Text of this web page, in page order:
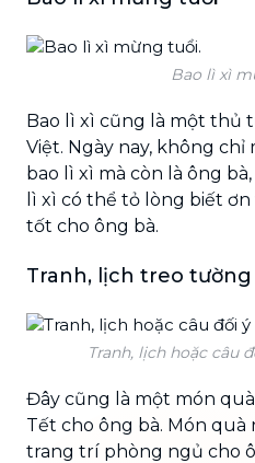
Bao lì xì
Bao lì xì cũng là một thủ
Việt. Ngày nay, không
bao lì xì mà còn là ông
lì xì có thể tỏ lòng biết
tốt cho ông bà.
Tranh, lịch treo tường
Tranh, lịch hoặc câu
Đây cũng là một món
Tết cho ông bà. Món
trang trí phòng ngủ cho